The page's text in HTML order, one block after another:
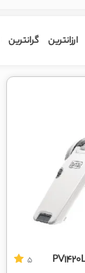
ارزانترین گرانترین
5